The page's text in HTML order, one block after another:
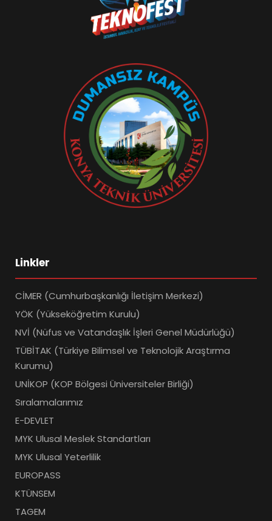
Linkler
CİMER (Cumhurbaşkanlığı İletişim Merkezi)
YÖK (Yükseköğretim Kurulu)
NVİ (Nüfus ve Vatandaşlık İşleri Genel Müdürlüğü)
TÜBİTAK (Türkiye Bilimsel ve Teknolojik Araştırma
Kurumu)
UNİKOP (KOP Bölgesi Üniversiteler Birliği)
Sıralamalarımız
E-DEVLET
MYK Ulusal Meslek Standartları
MYK Ulusal Yeterlilik
EUROPASS
KTÜNSEM
TAGEM